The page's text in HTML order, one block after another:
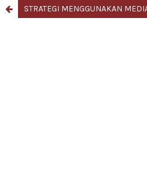
STRATEGI MENGGUNAKAN